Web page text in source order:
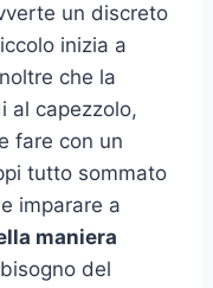
un discreto
inizia a
che la
al capezzolo,
fare con un
tutto sommato
imparare a
maniera
del